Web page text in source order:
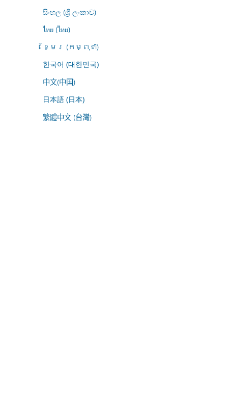
සිංහල (ශ්‍රී ලංකාව)
ไทย (ไทย)
ខ្មែរ (កម្ពុជា)
한국어 (대한민국)
中文(中国)
日本語 (日本)
繁體中文 (台灣)